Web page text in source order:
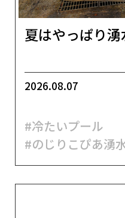
夏はやっぱり
2026.08.07
#冷たいプール
#のじりこぴあ湧